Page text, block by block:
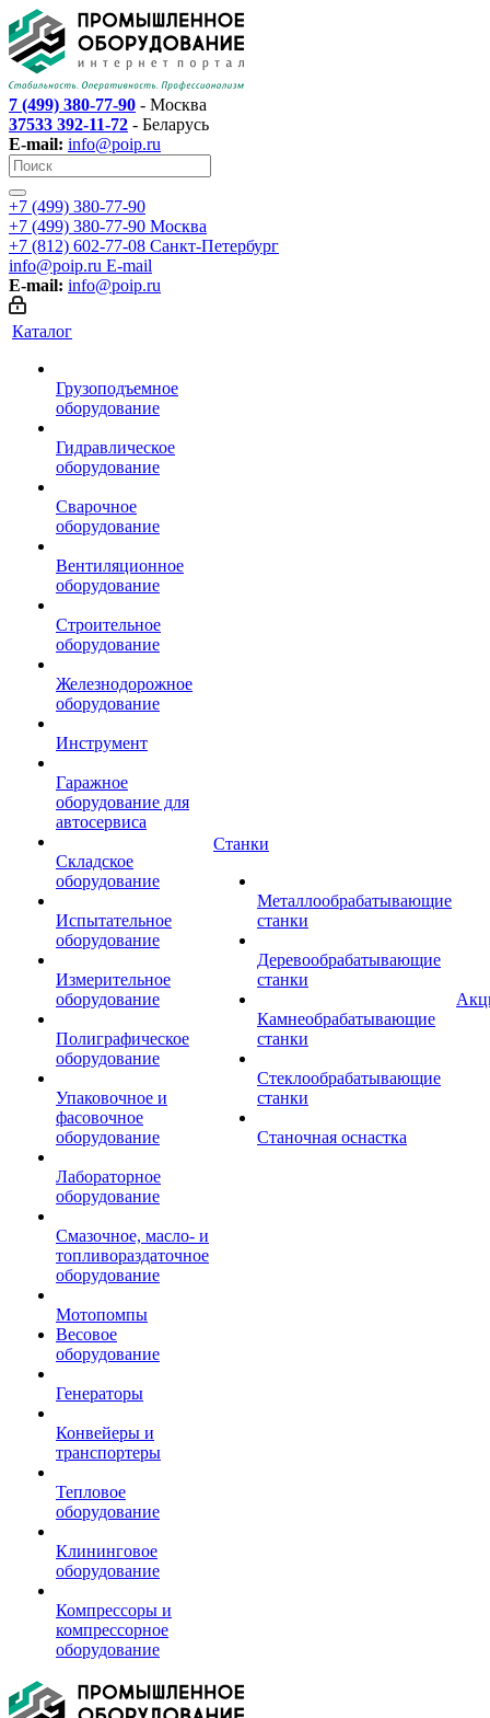
7 (499) 380-77-90 - Москва
37533 392-11-72 - Беларусь
E-mail: info@poip.ru
+7 (499) 380-77-90
+7 (499) 380-77-90 Москва
+7 (812) 602-77-08 Санкт-Петербург
info@poip.ru E-mail
E-mail: info@poip.ru
Каталог
Грузоподъемное
оборудование
Гидравлическое
оборудование
Сварочное
оборудование
Вентиляционное
оборудование
Строительное
оборудование
Железнодорожное
оборудование
Инструмент
Гаражное
оборудование для
автосервиса
Складское
оборудование
Испытательное
оборудование
Измерительное
оборудование
Полиграфическое
оборудование
Упаковочное и
фасовочное
оборудование
Лабораторное
оборудование
Смазочное, масло- и
топливораздаточное
оборудование
Мотопомпы
Весовое
оборудование
Генераторы
Конвейеры и
транспортеры
Тепловое
оборудование
Клининговое
оборудование
Компрессоры и
компрессорное
оборудование
Станки
Металлообрабатывающие
станки
Деревообрабатывающие
станки
Камнеобрабатывающие
станки
Стеклообрабатывающие
станки
Станочная оснастка